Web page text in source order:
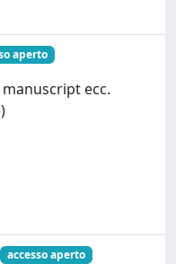
aperto
ecc.
accesso aperto